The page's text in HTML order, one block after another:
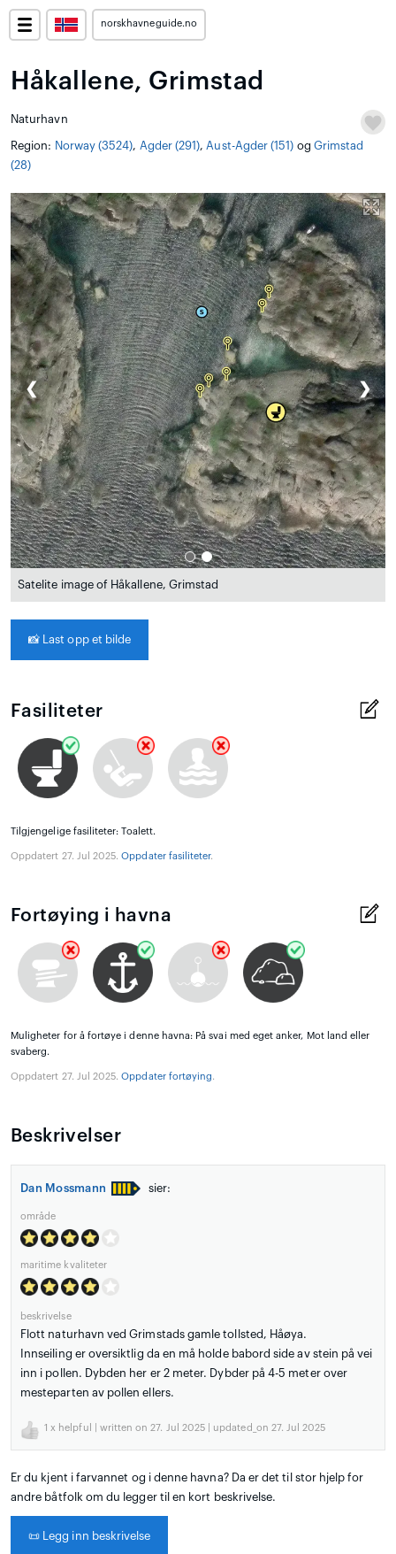
norskhavneguide.no
Håkallene, Grimstad
Naturhavn
Region: Norway (3524), Agder (291), Aust-Agder (151) og Grimstad
(28)
❮ ❯
Satelite image of Håkallene, Grimstad
📸 Last opp et bilde
Fasiliteter
Tilgjengelige fasiliteter: Toalett.
Oppdatert 27. Jul 2025.Oppdater fasiliteter.
Fortøying i havna
Muligheter for å fortøye i denne havna: På svai med eget anker, Mot land eller
svaberg.
Oppdatert 27. Jul 2025.Oppdater fortøying.
Beskrivelser
Dan Mossmann sier:
område
maritime kvaliteter
beskrivelse
Flott naturhavn ved Grimstads gamle tollsted, Håøya.
Innseiling er oversiktlig da en må holde babord side av stein på vei
inn i pollen. Dybden her er 2 meter. Dybder på 4-5 meter over
mesteparten av pollen ellers.
1 x helpful | written on 27. Jul 2025 | updated_on 27. Jul 2025
Er du kjent i farvannet og i denne havna? Da er det til stor hjelp for
andre båtfolk om du legger til en kort beskrivelse.
📜 Legg inn beskrivelse